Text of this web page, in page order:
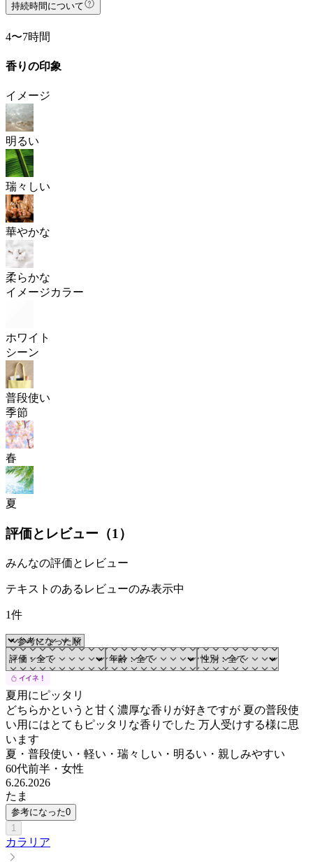
持続時間について
4〜7時間
香りの印象
イメージ
明るい
瑞々しい
華やかな
柔らかな
イメージカラー
ホワイト
シーン
普段使い
季節
春
夏
評価とレビュー（1 ）
みんなの評価とレビュー
テキストのあるレビューのみ表示中
1件
夏用にピッタリ
どちらかというと甘く濃厚な香りが好きですが 夏の普段使
い用にはとてもピッタリな香りでした 万人受けする様に思
います
夏・普段使い・軽い・瑞々しい・明るい・親しみやすい
60代前半 ・ 女性
6.26.2026
たま
参考になった0
1
カラリア